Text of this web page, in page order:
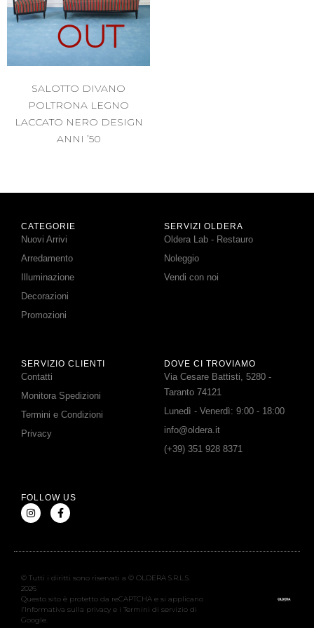
OUT
SALOTTO DIVANO
POLTRONA LEGNO
LACCATO NERO DESIGN
ANNI ’50
CATEGORIE
Nuovi Arrivi
Arredamento
Illuminazione
Decorazioni
Promozioni
SERVIZI OLDERA
Oldera Lab - Restauro
Noleggio
Vendi con noi
SERVIZIO CLIENTI
Contatti
Monitora Spedizioni
Termini e Condizioni
Privacy
DOVE CI TROVIAMO
Via Cesare Battisti, 5280 -
Taranto 74121
Lunedì - Venerdì: 9:00 - 18:00
info@oldera.it
(+39) 351 928 8371
FOLLOW US
© Tutti i diritti sono riservati a © OLDERA S.R.L.S.
2026
Questo sito è protetto da reCAPTCHA e si applicano
l’Informativa sulla privacy e i Termini di servizio di
Google.